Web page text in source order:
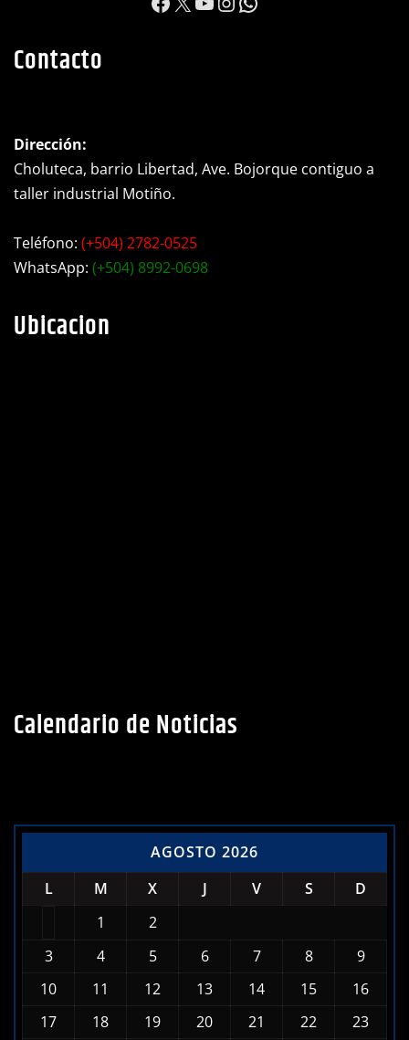
Contacto
Dirección:
Choluteca, barrio Libertad, Ave. Bojorque contiguo a
taller industrial Motiño.
Teléfono: (+504) 2782-0525
WhatsApp: (+504) 8992-0698
Ubicacion
Calendario de Noticias
AGOSTO 2026
L
M X J V S
D
1
2
3
4 5 6 7 8
9
10
11 12 13 14 15
16
17
18 19 20 21 22
23